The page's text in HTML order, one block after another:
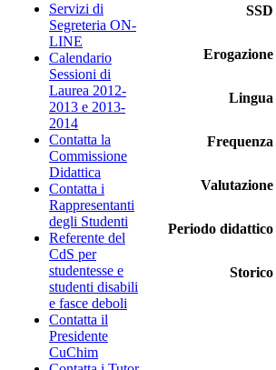
Servizi di
Segreteria ON-
LINE
Calendario
Sessioni di
Laurea 2012-
2013 e 2013-
2014
Contatta la
Commissione
Didattica
Contatta i
Rappresentanti
degli Studenti
Referente del
CdS per
studentesse e
studenti disabili
e fasce deboli
Contatta il
Presidente
CuChim
SSD
Erogazione
Lingua
Frequenza
Valutazione
Periodo didattico
Storico